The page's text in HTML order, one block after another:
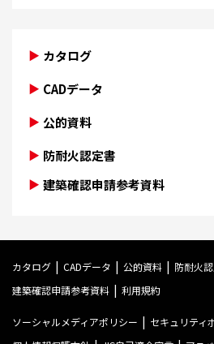
カタログ
CADデータ
公的資料
防耐火認定書
建築確認申請参考資料
カタログ CADデータ 公的資料
防耐火
建築確認申請参考資料
利用規約
ソーシャルメディアポリシー セキュリティ